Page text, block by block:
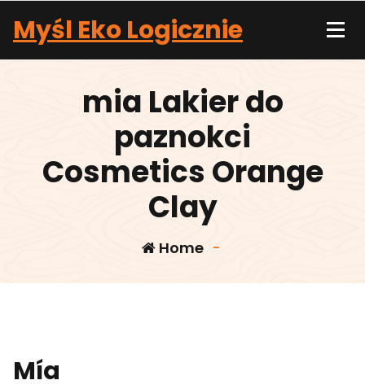
content
Myśl Eko Logicznie
mia Lakier do
paznokci
Cosmetics Orange
Clay
Home -
Mía